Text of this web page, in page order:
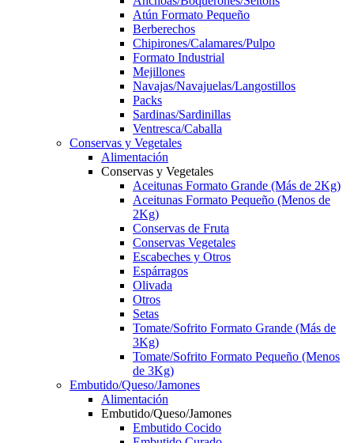
Atún Formato Pequeño
Berberechos
Chipirones/Calamares/Pulpo
Formato Industrial
Mejillones
Navajas/Navajuelas/Langostillos
Packs
Sardinas/Sardinillas
Ventresca/Caballa
Conservas y Vegetales
Alimentación
Conservas y Vegetales
Aceitunas Formato Grande (Más de 2Kg)
Aceitunas Formato Pequeño (Menos de
2Kg)
Conservas de Fruta
Conservas Vegetales
Escabeches y Otros
Espárragos
Olivada
Otros
Setas
Tomate/Sofrito Formato Grande (Más de
3Kg)
Tomate/Sofrito Formato Pequeño (Menos
de 3Kg)
Embutido/Queso/Jamones
Alimentación
Embutido/Queso/Jamones
Embutido Cocido